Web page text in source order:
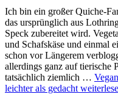
Ich bin ein großer Quiche-
das ursprünglich aus
Speck zubereitet wird.
und Schafskäse und einmal
schon vor Längerem
allerdings ganz auf tierische
tatsächlich ziemlich …
leichter als gedacht